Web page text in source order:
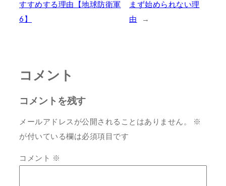
すすめする理由【地球防衛軍
6】
まず始められない理
由
→
コメント
コメントを残す
メールアドレスが公開されることはありません。
※
が付いている欄は必須項目です
コメント ※